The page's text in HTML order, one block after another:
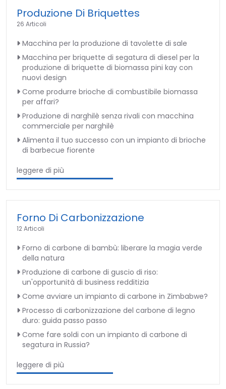
Produzione Di Briquettes
26 Articoli
Macchina per la produzione di tavolette di sale
Macchina per briquette di segatura di diesel per la
produzione di briquette di biomassa pini kay con
nuovi design
Come produrre brioche di combustibile biomassa
per affari?
Produzione di narghilè senza rivali con macchina
commerciale per narghilè
Alimenta il tuo successo con un impianto di brioche
di barbecue fiorente
leggere di più
Forno Di Carbonizzazione
12 Articoli
Forno di carbone di bambù: liberare la magia verde
della natura
Produzione di carbone di guscio di riso:
un'opportunità di business redditizia
Come avviare un impianto di carbone in Zimbabwe?
Processo di carbonizzazione del carbone di legno
duro: guida passo passo
Come fare soldi con un impianto di carbone di
segatura in Russia?
leggere di più